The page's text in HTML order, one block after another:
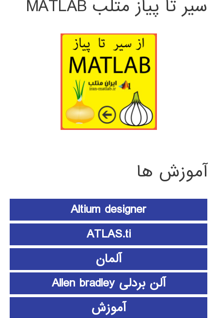
سیر تا پیاز متلب MATLAB
آموزش ها
Altium designer
ATLAS.ti
آلمان
آلن بردلی Allen bradley
آموزش